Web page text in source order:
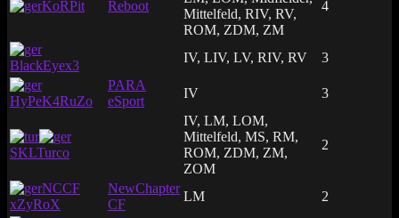
KoRPit Reboot
Mittelfeld, RIV, RV,
ROM, ZDM, ZM
4
BlackEyex3
IV, LIV, LV, RIV, RV 3
HyPeK4RuZo
PARA
eSport
IV 3
SKLTurco
IV, LM, LOM,
Mittelfeld, MS, RM,
ROM, ZDM, ZM,
ZOM
2
NCCF
xZyRoX
NewChapter
CF
LM
2